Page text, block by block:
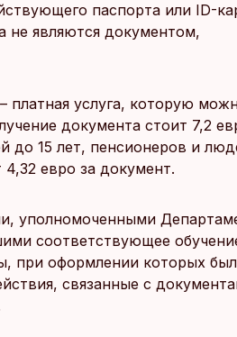
паспорта или ID-
не являются документом,
платная услуга, которую
документа стоит 7,2
до 15 лет, пенсионеров и
4,32 евро за документ.
уполномоченными
соответствующее
при оформлении которых
связанные с